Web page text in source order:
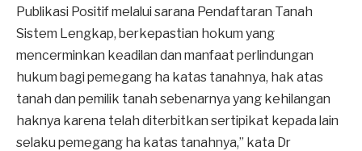
Publikasi Positif melalui sarana Pendaftaran Tanah
Sistem Lengkap, berkepastian hokum yang
mencerminkan keadilan dan manfaat perlindungan
hukum bagi pemegang ha katas tanahnya, hak atas
tanah dan pemilik tanah sebenarnya yang kehilangan
haknya karena telah diterbitkan sertipikat kepada lain
selaku pemegang ha katas tanahnya,” kata Dr